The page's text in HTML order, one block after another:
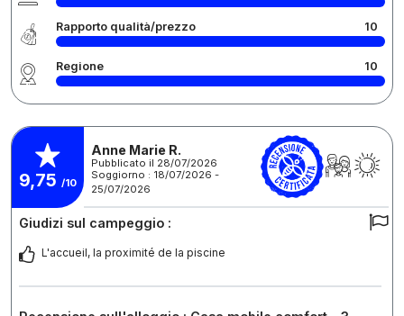
Rapporto qualità/prezzo 10
Regione 10
9,75 /10
Anne Marie R.
Pubblicato il 28/07/2026
Soggiorno : 18/07/2026 -
25/07/2026
Giudizi sul campeggio :
L'accueil, la proximité de la piscine